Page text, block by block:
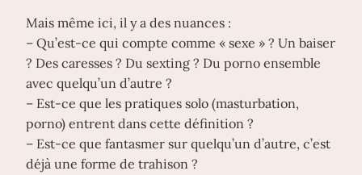
Mais même ici, il y a des nuances :
– Qu’est-ce qui compte comme « sexe » ? Un baiser
? Des caresses ? Du sexting ? Du porno ensemble
avec quelqu’un d’autre ?
– Est-ce que les pratiques solo (masturbation,
porno) entrent dans cette définition ?
– Est-ce que fantasmer sur quelqu’un d’autre, c’est
déjà une forme de trahison ?